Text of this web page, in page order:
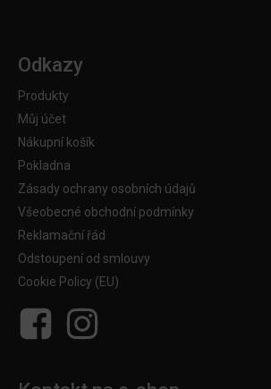
Odkazy
Produkty
Můj účet
Nákupní košík
Pokladna
Zásady ochrany osobních údajů
Všeobecné obchodní podmínky
Reklamační řád
Odstoupení od smlouvy
Cookie Policy (EU)